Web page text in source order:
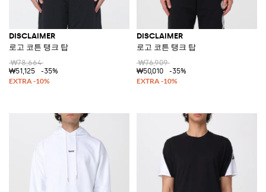
DISCLAIMER
로고 코튼 탱크 탑
₩78,664
₩51,125
-35%
DISCLAIMER
로고 코튼 탱크 탑
₩76,909
₩50,010
-35%